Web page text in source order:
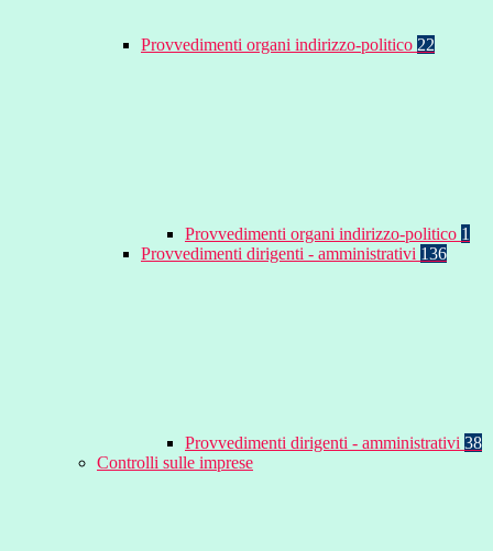
Provvedimenti organi indirizzo-politico 22
Provvedimenti organi indirizzo-politico 1
Provvedimenti dirigenti - amministrativi 136
Provvedimenti dirigenti - amministrativi 38
Controlli sulle imprese